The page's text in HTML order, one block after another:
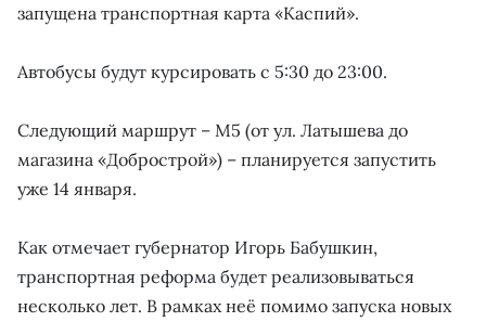
запущена транспортная карта «Каспий».
Автобусы будут курсировать с 5:30 до 23:00.
Следующий маршрут – М5 (от ул. Латышева до
магазина «Добрострой») – планируется запустить
уже 14 января.
Как отмечает губернатор Игорь Бабушкин,
транспортная реформа будет реализовываться
несколько лет. В рамках неё помимо запуска новых